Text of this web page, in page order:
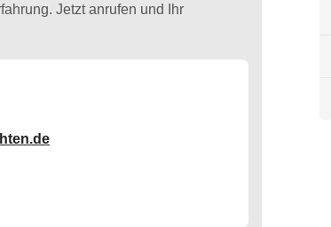
Jetzt anrufen und Ihr